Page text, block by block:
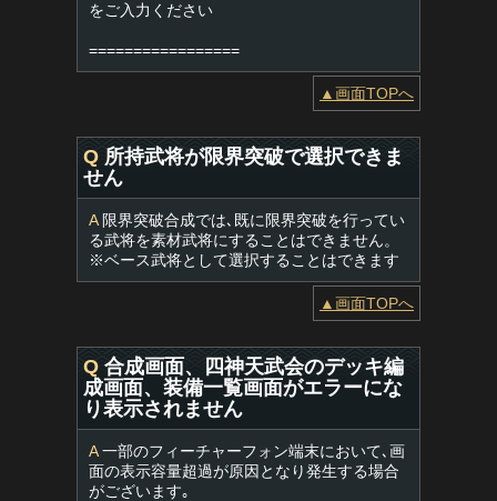
をご入力ください
=================
▲画面TOPへ
Q 所持武将が限界突破で選択できま
せん
A限界突破合成では､既に限界突破を行ってい
る武将を素材武将にすることはできません。
※ベース武将として選択することはできます
▲画面TOPへ
Q 合成画面、四神天武会のデッキ編
成画面、装備一覧画面がエラーにな
り表示されません
A一部のフィーチャーフォン端末において､画
面の表示容量超過が原因となり発生する場合
がございます｡